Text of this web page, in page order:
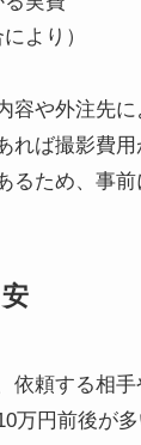
より）
容や外注先
れば撮影費
るため、事
依頼する相
万円前後が多